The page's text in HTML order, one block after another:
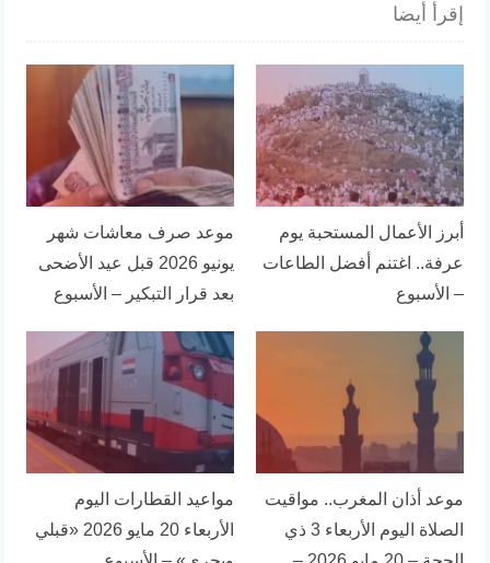
إقرأ أيضا
موعد صرف معاشات شهر
يونيو 2026 قبل عيد الأضحى
بعد قرار التبكير – الأسبوع
أبرز الأعمال المستحبة يوم
عرفة.. اغتنم أفضل الطاعات
– الأسبوع
مواعيد القطارات اليوم
الأربعاء 20 مايو 2026 «قبلي
موعد أذان المغرب.. مواقيت
الصلاة اليوم الأربعاء 3 ذي